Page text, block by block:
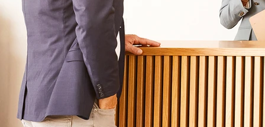
Symptome & Beschwerden
Selbsttests
Presse
Bewertungen
Karriere
Unternehmensfakten
Spezialisierte Kliniken